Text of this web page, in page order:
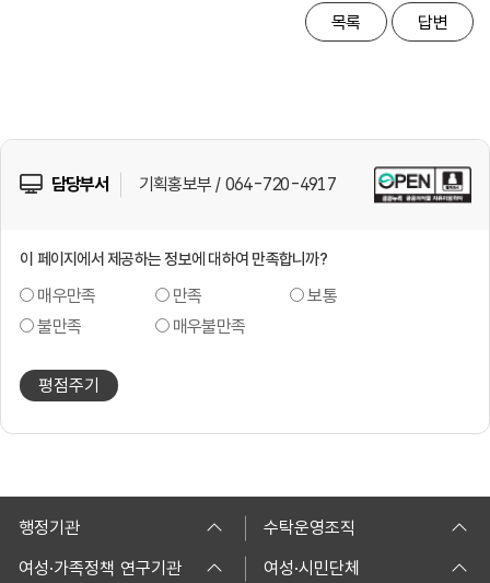
목록 답변
담당부서 기획홍보부 / 064-720-4917
이 페이지에서 제공하는 정보에 대하여 만족합니까?
매우만족 만족
보통
불만족
매우불만족
평점주기
행정기관
수탁운영조직
여성·가족정책 연구기관
여성·시민단체